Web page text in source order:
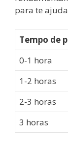
para te
Tempo de
0-1 hora
1-2 horas
2-3 horas
3 horas